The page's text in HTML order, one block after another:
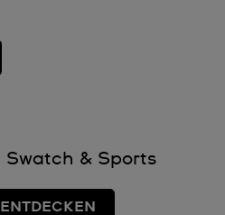
Swatch & Sports